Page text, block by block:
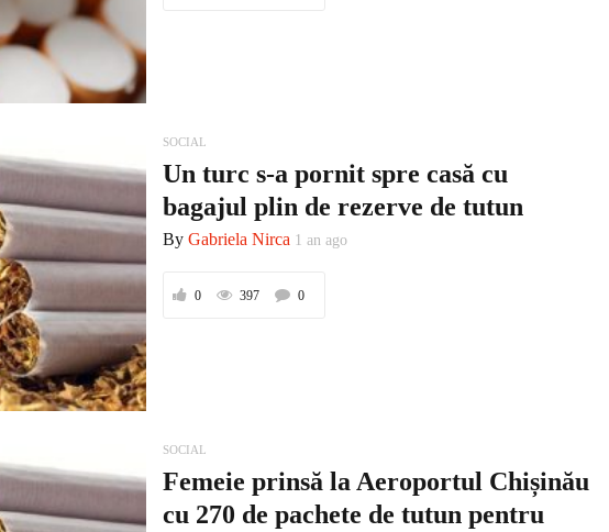
SOCIAL
Un turc s-a pornit spre casă cu
bagajul plin de rezerve de tutun
By Gabriela Nirca 1 an ago
0 397 0
SOCIAL
Femeie prinsă la Aeroportul Chișinău
cu 270 de pachete de tutun pentru